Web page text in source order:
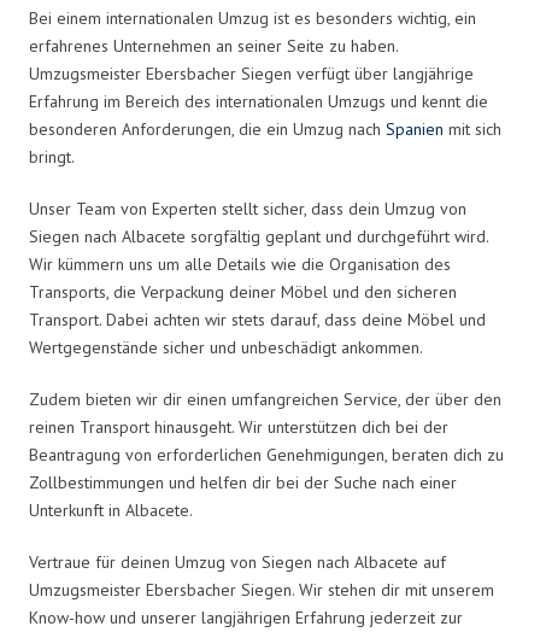
Bei einem internationalen Umzug ist es besonders wichtig, ein
erfahrenes Unternehmen an seiner Seite zu haben.
Umzugsmeister Ebersbacher Siegen verfügt über langjährige
Erfahrung im Bereich des internationalen Umzugs und kennt die
besonderen Anforderungen, die ein Umzug nach Spanien mit sich
bringt.
Unser Team von Experten stellt sicher, dass dein Umzug von
Siegen nach Albacete sorgfältig geplant und durchgeführt wird.
Wir kümmern uns um alle Details wie die Organisation des
Transports, die Verpackung deiner Möbel und den sicheren
Transport. Dabei achten wir stets darauf, dass deine Möbel und
Wertgegenstände sicher und unbeschädigt ankommen.
Zudem bieten wir dir einen umfangreichen Service, der über den
reinen Transport hinausgeht. Wir unterstützen dich bei der
Beantragung von erforderlichen Genehmigungen, beraten dich zu
Zollbestimmungen und helfen dir bei der Suche nach einer
Unterkunft in Albacete.
Vertraue für deinen Umzug von Siegen nach Albacete auf
Umzugsmeister Ebersbacher Siegen. Wir stehen dir mit unserem
Know-how und unserer langjährigen Erfahrung jederzeit zur